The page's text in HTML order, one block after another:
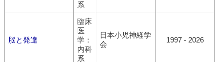
系
脳と発達
臨床
医
学：
内科
系
日本小児神経学
会
1997 - 2026